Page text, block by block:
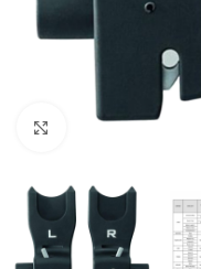
Click to enlarge